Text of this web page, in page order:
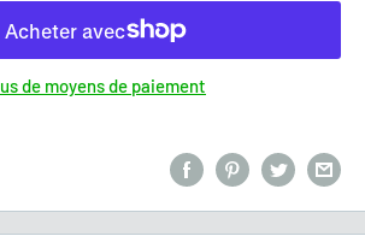
de moyens de paiement